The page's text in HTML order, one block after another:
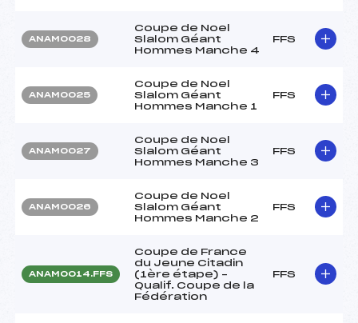
ANAM0028
Coupe de Noel
Slalom Géant
Hommes Manche 4
FFS
ANAM0025
Coupe de Noel
Slalom Géant
Hommes Manche 1
FFS
ANAM0027
Coupe de Noel
Slalom Géant
Hommes Manche 3
FFS
ANAM0026
Coupe de Noel
Slalom Géant
Hommes Manche 2
FFS
ANAM0014.FFS
Coupe de France
du Jeune Citadin
(1ère étape) –
Qualif. Coupe de la
Fédération
FFS